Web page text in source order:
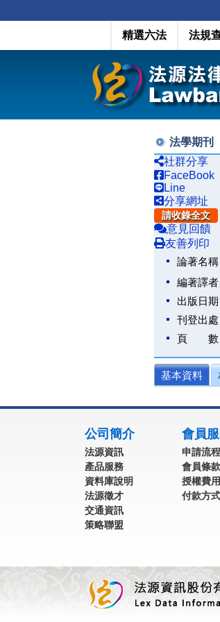
精選六法 法規
法學期刊
社群分享
FaceBook
Line
分享網址
請收錄全文
意見回饋
友善列印
論著名稱
編著譯者
出版日期
刊登出處
頁 數
基本資料
公司簡介
法源資訊
產品服務
資料庫說明
法源徵才
交通資訊
策略聯盟
會員
申請流程
會員條款
授權費用
付款方式